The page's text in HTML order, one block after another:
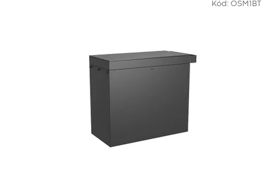
Kód: OSM1BT